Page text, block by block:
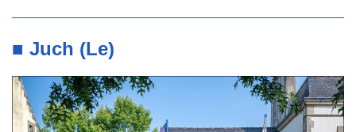
■ Juch (Le)